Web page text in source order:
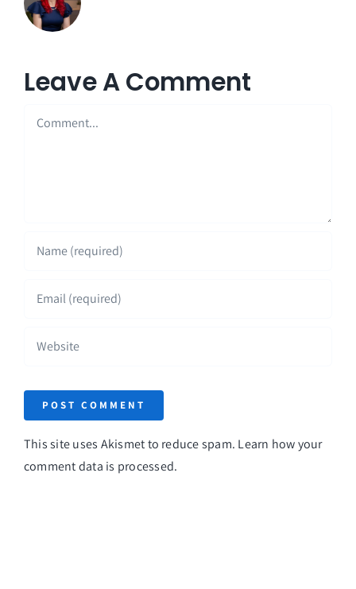
Leave A Comment
This site uses Akismet to reduce spam. Learn how your
comment data is processed.